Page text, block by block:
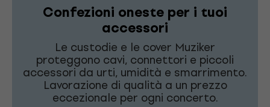
Confezioni oneste per i tuoi
accessori
Le custodie e le cover Muziker
proteggono cavi, connettori e piccoli
accessori da urti, umidità e smarrimento.
Lavorazione di qualità a un prezzo
eccezionale per ogni concerto.